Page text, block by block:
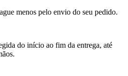
menos pelo envio do seu pedido.
do início ao fim da entrega, até